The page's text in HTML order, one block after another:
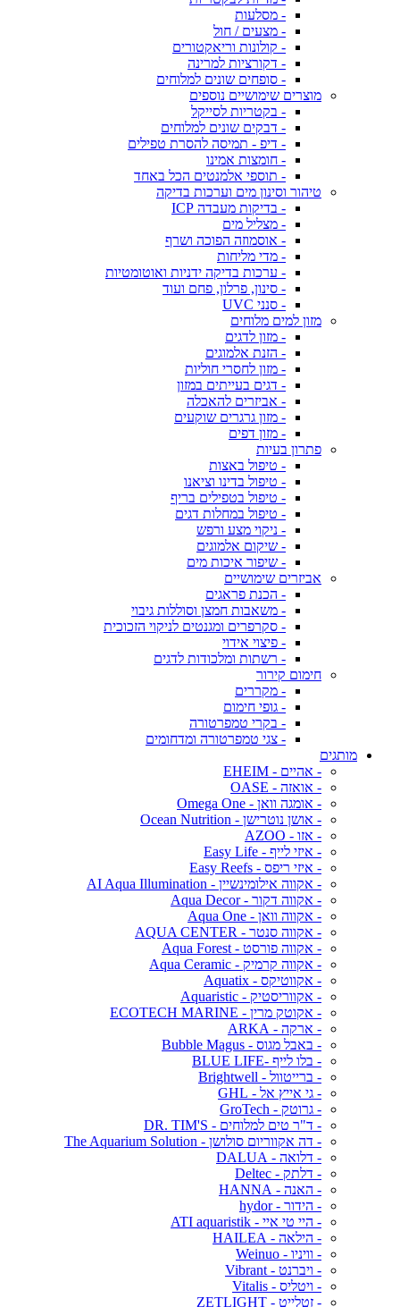
- מסלעות
- מצעים / חול
- קולונות וריאקטורים
- דקורציות למרינה
- סופחים שונים למלוחים
מוצרים שימושיים נוספים
- בקטריות לסייקל
- דבקים שונים למלוחים
- דיפ - תמיסה להסרת טפילים
- חומצות אמינו
- תוספי אלמנטים הכל באחד
טיהור וסינון מים וערכות בדיקה
- בדיקות מעבדה ICP
- מצליל מים
- אוסמוזה הפוכה ושרף
- מדי מליחות
- ערכות בדיקה ידניות ואוטומטיות
- סינון, פרלון, פחם ועוד
- סנני UVC
מזון למים מלוחים
- מזון לדגים
- הזנת אלמוגים
- מזון לחסרי חוליות
- דגים בעייתים במזון
- אביזרים להאכלה
- מזון גרגרים שוקעים
- מזון דפים
פתרון בעיות
- טיפול באצות
- טיפול בדינו וציאנו
- טיפול בטפילים בריף
- טיפול במחלות דגים
- ניקוי מצע ורפש
- שיקום אלמוגים
- שיפור איכות מים
אביזרים שימושיים
- הכנת פראגים
- משאבות חמצן וסוללות גיבוי
- סקרפרים ומגנטים לניקוי הזכוכית
- פיצוי אידוי
- רשתות ומלכודות לדגים
חימום קירור
- מקררים
- גופי חימום
- בקרי טמפרטורה
- צגי טמפרטורה ומדחומים
מותגים
- אהיים - EHEIM
- אואזה - OASE
- אומגה וואן - Omega One
- אושן נוטרישן - Ocean Nutrition
- אזו - AZOO
- איזי לייף - Easy Life
- איזי ריפס - Easy Reefs
- אקווה אילומינשיין - AI Aqua Illumination
- אקווה דקור - Aqua Decor
- אקווה וואן - Aqua One
- אקווה סנטר - AQUA CENTER
- אקווה פורסט - Aqua Forest
- אקווה קרמיק - Aqua Ceramic
- אקווטיקס - Aquatix
- אקווריסטיק - Aquaristic
- אקוטק מרין - ECOTECH MARINE
- ארקה - ARKA
- באבל מגוס - Bubble Magus
- בלו לייף -BLUE LIFE
- ברייטוול - Brightwell
- גי אייץ אל - GHL
- גרוטק - GroTech
- ד"ר טים למלוחים - DR. TIM'S
- דה אקווריום סולושן - The Aquarium Solution
- דלואה - DALUA
- דלתק - Deltec
- האנה - HANNA
- הידור - hydor
- היי טי איי - ATI aquaristik
- הילאה - HAILEA
- וויניו - Weinuo
- ויברנט - Vibrant
- ויטליס - Vitalis
- זטלייט - ZETLIGHT